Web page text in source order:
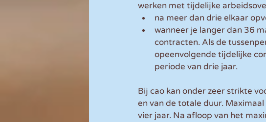
werken met tijdelijke
na meer dan drie elkaar
wanneer je langer dan 36
contracten. Als de
opeenvolgende tijdelijke
periode van drie jaar.
Bij cao kan onder zeer strikte
en van de totale duur.
vier jaar. Na afloop van het